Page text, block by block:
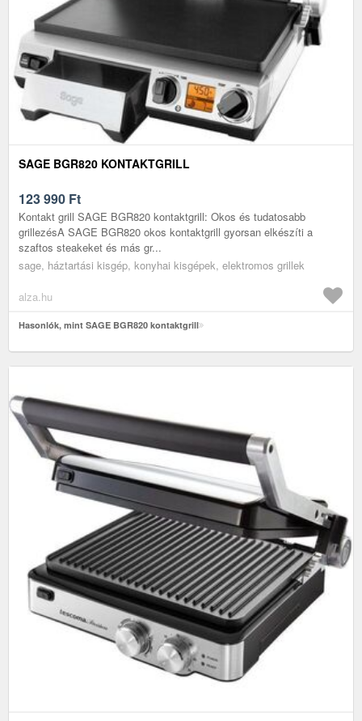
SAGE BGR820 KONTAKTGRILL
123 990 Ft
Kontakt grill SAGE BGR820 kontaktgrill: Okos és tudatosabb
grillezésA SAGE BGR820 okos kontaktgrill gyorsan elkészíti a
szaftos steakeket és más gr...
sage, háztartási kisgép, konyhai kisgépek, elektromos grillek
alza.hu
Hasonlók, mint SAGE BGR820 kontaktgrill